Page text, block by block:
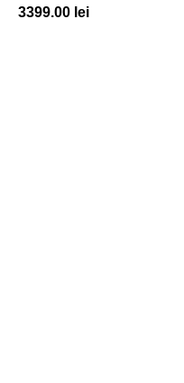
3399.00 lei